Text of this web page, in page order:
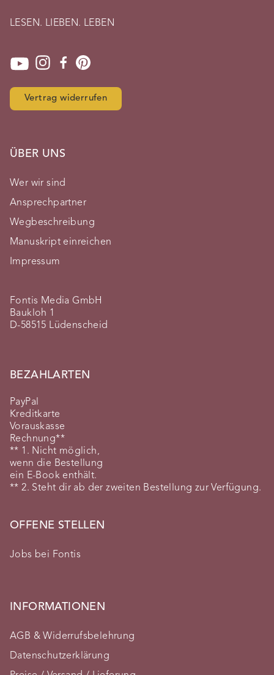
LESEN. LIEBEN. LEBEN
Vertrag widerrufen
ÜBER UNS
Wer wir sind
Ansprechpartner
Wegbeschreibung
Manuskript einreichen
Impressum
Fontis Media GmbH
Baukloh 1
D-58515 Lüdenscheid
BEZAHLARTEN
PayPal
Kreditkarte
Vorauskasse
Rechnung**
** 1. Nicht möglich,
wenn die Bestellung
ein E-Book enthält.
** 2. Steht dir ab der zweiten Bestellung zur Verfügung.
OFFENE STELLEN
Jobs bei Fontis
INFORMATIONEN
AGB & Widerrufsbelehrung
Datenschutzerklärung